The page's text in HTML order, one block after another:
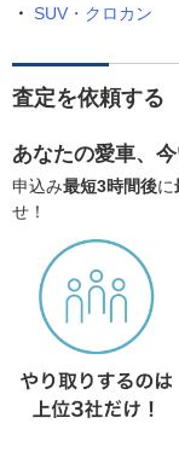
SUV・クロカン
査定を依頼する
あなたの愛車、
申込み最短3時間後に
せ！